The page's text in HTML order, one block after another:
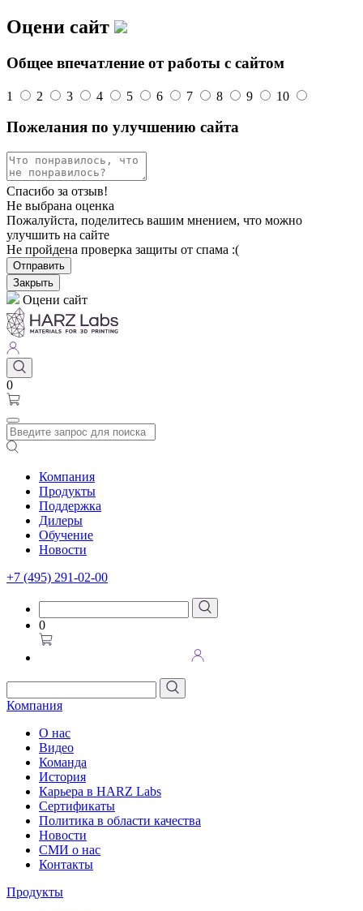
Оцени сайт
Общее впечатление от работы с сайтом
1 2 3 4 5 6 7 8 9 10
Пожелания по улучшению сайта
Спасибо за отзыв!
Не выбрана оценка
Пожалуйста, поделитесь вашим мнением, что можно
улучшить на сайте
Не пройдена проверка защиты от спама :(
Отправить
Закрыть
Оцени сайт
0
Компания
Продукты
Поддержка
Дилеры
Обучение
Новости
+7 (495) 291-02-00
0
Компания
О нас
Видео
Команда
История
Карьера в HARZ Labs
Сертификаты
Политика в области качества
Новости
СМИ о нас
Контакты
Продукты